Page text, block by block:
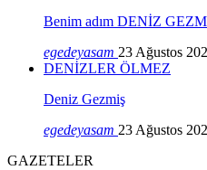
Benim adım DENİZ
egedeyasam 23 Ağustos
DENİZLER ÖLMEZ
Deniz Gezmiş
egedeyasam 23 Ağustos
GAZETELER